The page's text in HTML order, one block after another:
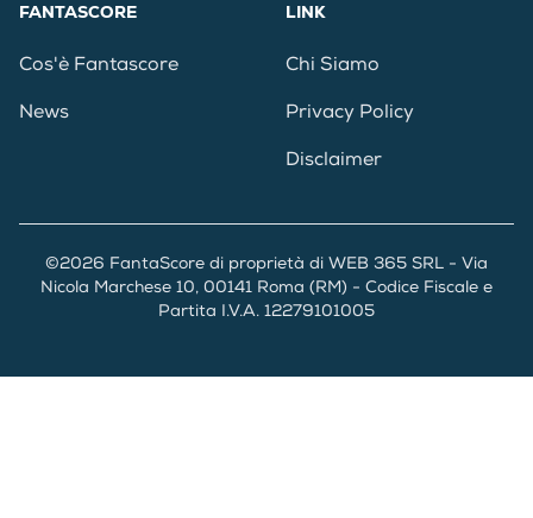
FANTASCORE
Cos'è Fantascore
News
LINK
Chi Siamo
Privacy Policy
Disclaimer
©2026 FantaScore di proprietà di WEB 365 SRL - Via
Nicola Marchese 10, 00141 Roma (RM) - Codice Fiscale e
Partita I.V.A. 12279101005